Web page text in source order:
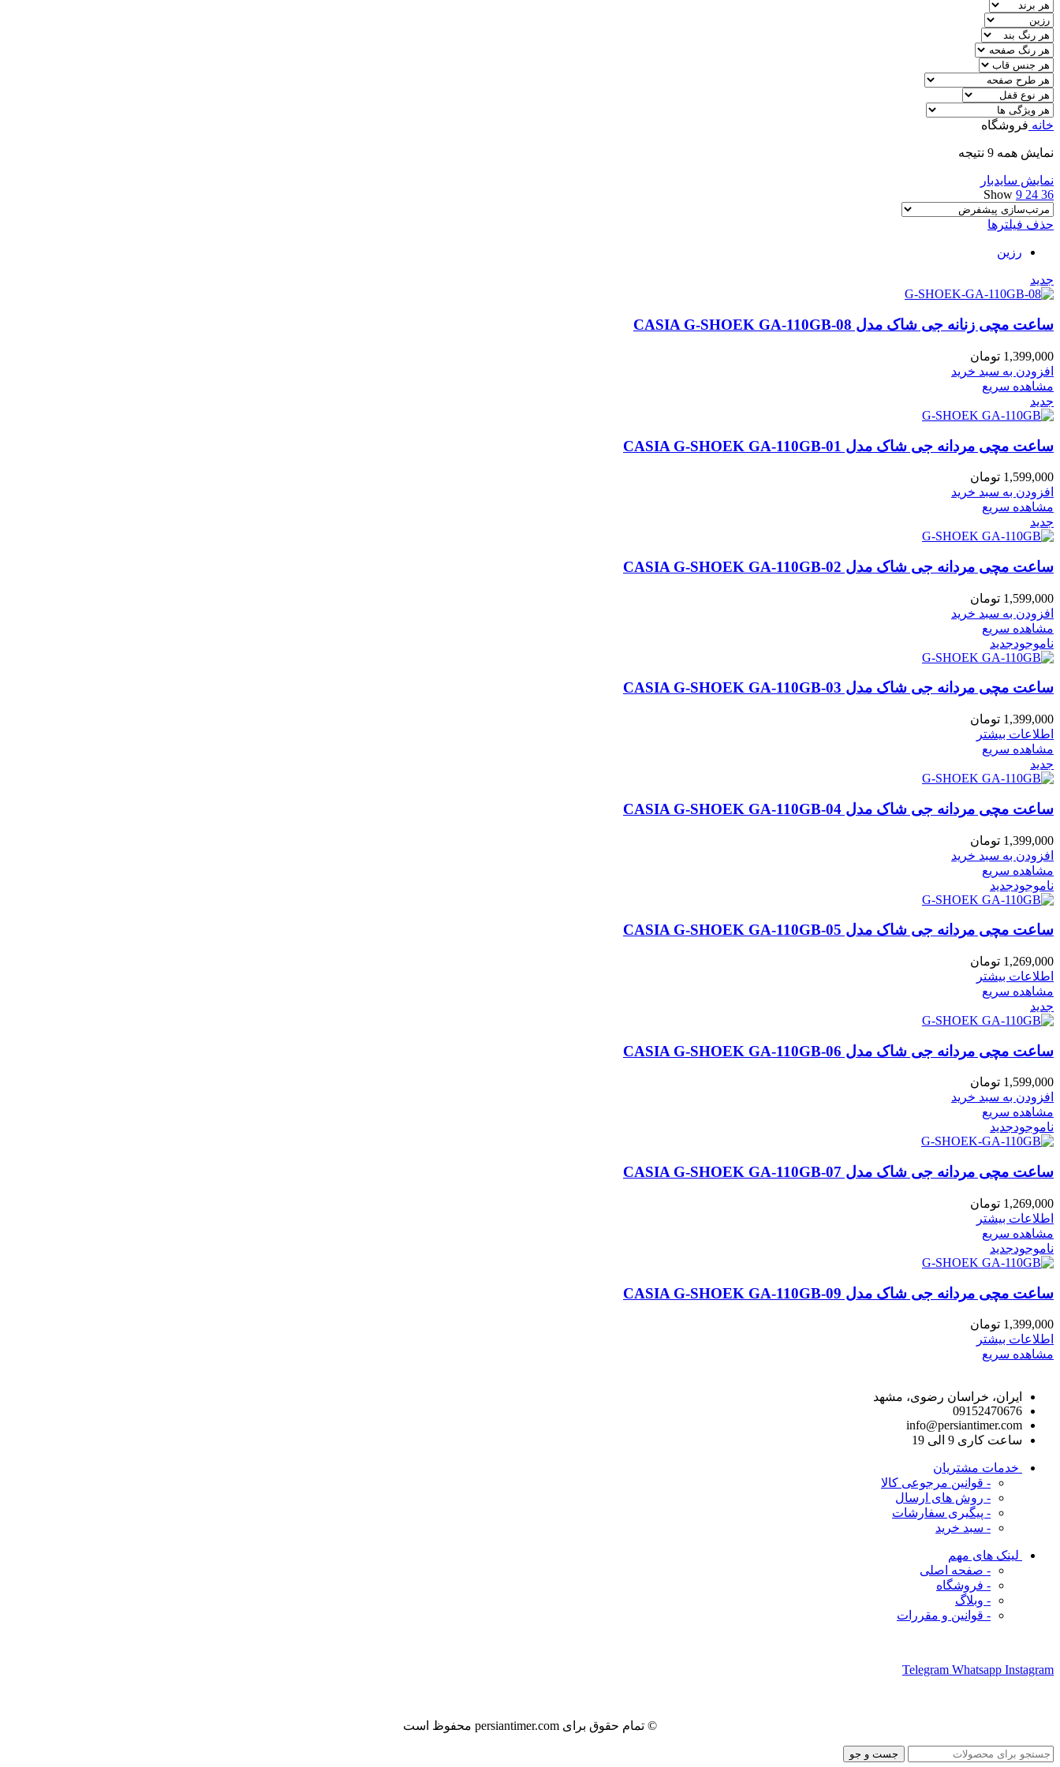
خانه فروشگاه
نمایش همه 9 نتیجه
نمایش سایدبار
Show 9 24 36
حذف فیلترها
رزین
جدید
ساعت مچی زنانه جی شاک مدل CASIA G-SHOEK GA-110GB-08
1,399,000 تومان
افزودن به سبد خرید
مشاهده سریع
جدید
ساعت مچی مردانه جی شاک مدل CASIA G-SHOEK GA-110GB-01
1,599,000 تومان
افزودن به سبد خرید
مشاهده سریع
جدید
ساعت مچی مردانه جی شاک مدل CASIA G-SHOEK GA-110GB-02
1,599,000 تومان
افزودن به سبد خرید
مشاهده سریع
ناموجودجدید
ساعت مچی مردانه جی شاک مدل CASIA G-SHOEK GA-110GB-03
1,399,000 تومان
اطلاعات بیشتر
مشاهده سریع
جدید
ساعت مچی مردانه جی شاک مدل CASIA G-SHOEK GA-110GB-04
1,399,000 تومان
افزودن به سبد خرید
مشاهده سریع
ناموجودجدید
ساعت مچی مردانه جی شاک مدل CASIA G-SHOEK GA-110GB-05
1,269,000 تومان
اطلاعات بیشتر
مشاهده سریع
جدید
ساعت مچی مردانه جی شاک مدل CASIA G-SHOEK GA-110GB-06
1,599,000 تومان
افزودن به سبد خرید
مشاهده سریع
ناموجودجدید
ساعت مچی مردانه جی شاک مدل CASIA G-SHOEK GA-110GB-07
1,269,000 تومان
اطلاعات بیشتر
مشاهده سریع
ناموجودجدید
ساعت مچی مردانه جی شاک مدل CASIA G-SHOEK GA-110GB-09
1,399,000 تومان
اطلاعات بیشتر
مشاهده سریع
ایران، خراسان رضوی، مشهد
09152470676
info@persiantimer.com
ساعت کاری 9 الی 19
خدمات مشتریان
- قوانین مرجوعی کالا
- روش های ارسال
- پیگیری سفارشات
- سبد خرید
لینک های مهم
- صفحه اصلی
- فروشگاه
- وبلاگ
- قوانین و مقررات
Telegram Whatsapp Instagram
© تمام حقوق برای persiantimer.com محفوظ است
جست و جو